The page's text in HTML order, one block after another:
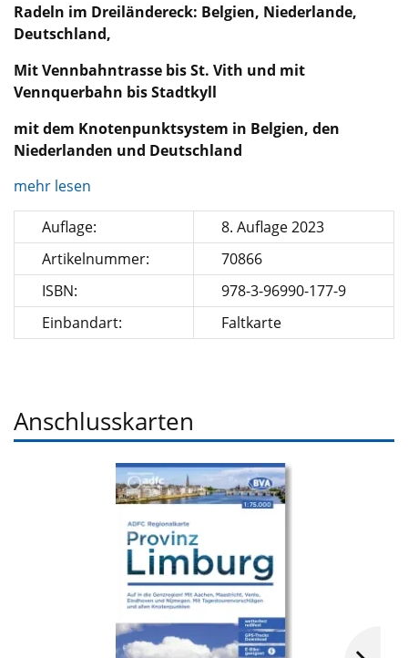
Radeln im Dreiländereck: Belgien, Niederlande,
Deutschland,
Mit Vennbahntrasse bis St. Vith und mit
Vennquerbahn bis Stadtkyll
mit dem Knotenpunktsystem in Belgien, den
Niederlanden und Deutschland
mehr lesen
Auflage:
8. Auflage 2023
Artikelnummer:
70866
ISBN:
978-3-96990-177-9
Einbandart:
Faltkarte
Anschlusskarten